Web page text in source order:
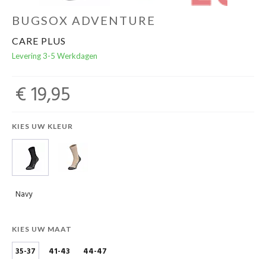
BUGSOX ADVENTURE
CARE PLUS
Levering 3-5 Werkdagen
€ 19,95
KIES UW KLEUR
Navy
KIES UW MAAT
35-37 41-43 44-47